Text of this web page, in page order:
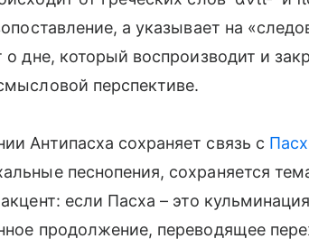
а указывает на
дне, который воспроизводит и
перспективе.
Антипасха сохраняет связь с
песнопения, сохраняется
если Пасха – это
продолжение, переводящее